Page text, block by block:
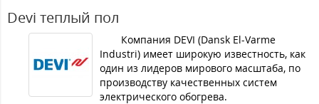
Devi теплый пол
Компания DEVI (Dansk El-Varme
Industri) имеет широкую известность, как
один из лидеров мирового масштаба, по
производству качественных систем
электрического обогрева.